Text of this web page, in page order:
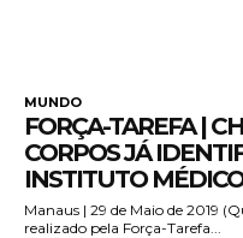
MUNDO
FORÇA-TAREFA |
CORPOS JÁ
INSTITUTO
Manaus | 29 de Maio de 2019 (Quarta-feira) O
realizado pela Força-Tarefa...